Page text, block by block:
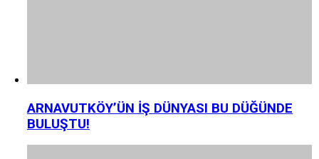
ARNAVUTKÖY’ÜN İŞ DÜNYASI BU DÜĞÜNDE
BULUŞTU!